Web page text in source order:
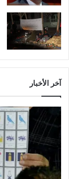
آخر الأخبار